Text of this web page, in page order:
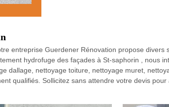
entreprise Guerdener Rénovation propose
hydrofuge des façades à St-saphorin , nous
dallage, nettoyage toiture, nettoyage muret,
qualifiés. Sollicitez sans attendre votre devis